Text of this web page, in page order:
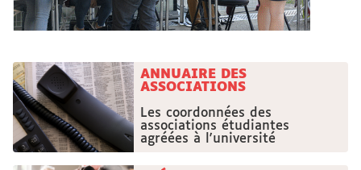
ANNUAIRE DES
ASSOCIATIONS
Les coordonnées des
associations étudiantes
agréées à l'université